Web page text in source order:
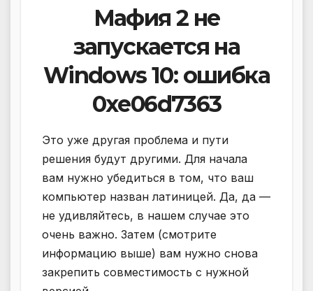
Мафия 2 не
запускается на
Windows 10: ошибка
0xe06d7363
Это уже другая проблема и пути
решения будут другими. Для начала
вам нужно убедиться в том, что ваш
компьютер назван латиницей. Да, да —
не удивляйтесь, в нашем случае это
очень важно. Затем (смотрите
информацию выше) вам нужно снова
закрепить совместимость с нужной